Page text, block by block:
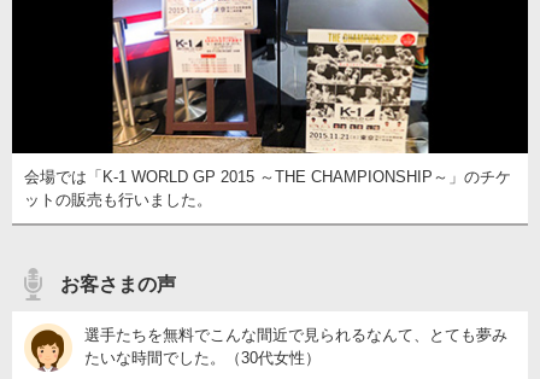
会場では「K-1 WORLD GP 2015 ～THE CHAMPIONSHIP～」のチケ
ットの販売も行いました。
お客さまの声
選手たちを無料でこんな間近で見られるなんて、とても夢み
たいな時間でした。（30代女性）